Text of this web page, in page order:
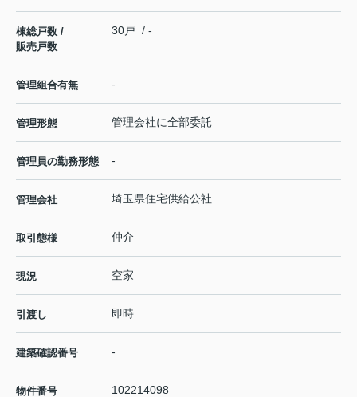
棟総戸数 /
販売戸数
30戸 / -
管理組合有無 -
管理形態 管理会社に全部委託
管理員の勤務形態 -
管理会社 埼玉県住宅供給公社
取引態様 仲介
現況 空家
引渡し 即時
建築確認番号 -
物件番号 102214098